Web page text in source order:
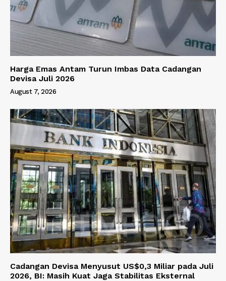
Harga Emas Antam Turun Imbas Data Cadangan
Devisa Juli 2026
August 7, 2026
Cadangan Devisa Menyusut US$0,3 Miliar pada Juli
2026, BI: Masih Kuat Jaga Stabilitas Eksternal